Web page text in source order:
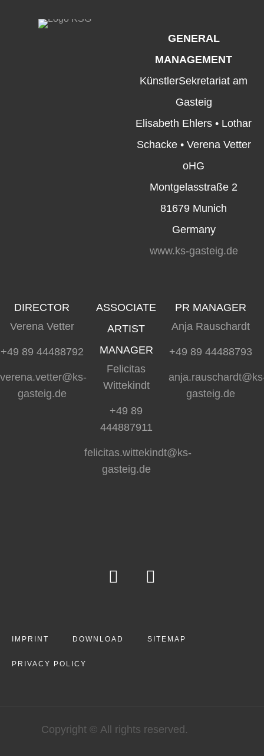
GENERAL
MANAGEMENT
KünstlerSekretariat am
Gasteig
Elisabeth Ehlers • Lothar
Schacke • Verena Vetter
oHG
Montgelasstraße 2
81679 Munich
Germany
www.ks-gasteig.de
DIRECTOR
Verena Vetter
+49 89 44488792
verena.vetter@ks-
gasteig.de
ASSOCIATE
ARTIST
MANAGER
Felicitas
Wittekindt
+49 89
444887911
felicitas.wittekindt@ks-
gasteig.de
PR MANAGER
Anja Rauschardt
+49 89 44488793
gasteig.de
IMPRINT DOWNLOAD SITEMAP
PRIVACY POLICY
Copyright © All rights reserved.